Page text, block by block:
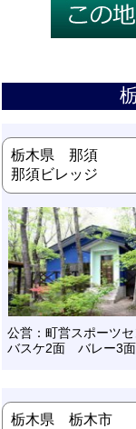
栃木県 那須
那須ビレッジ
公営：町営スポーツ
バスケ2面 バレー3
栃木県 栃木市